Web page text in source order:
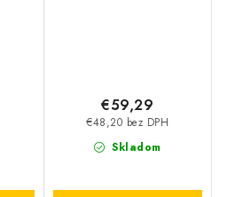
Skladom
€48,20 bez DPH
€59,29